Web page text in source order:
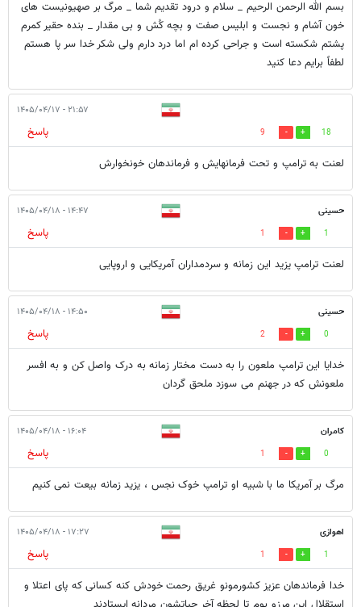
بسم الله الرحمن الرحیم _ سلام و درود تقدیم شما _ مرگ بر صهیونیست های
خون آشام و نجست و ابلیس صفت و بچه کُش و بی مقدار _ بنده حقیر کمرم
پشتم شکسته است و جراحی کرده ام اما درد دارم ولی شکر خدا سر پا هستم
لطفاً برایم دعا کنید
۲۱:۵۷ - ۱۴۰۵/۰۴/۱۷
18
9
پاسخ
لعنت به ترامپ و تحت فرمانهایش و فرماندهان خونخوارش
حسینی ۱۴:۴۷ - ۱۴۰۵/۰۴/۱۸
1
1
پاسخ
لعنت ترامپ یزید این زمانه و سردمداران آمریکایی و اروپایی
حسینی ۱۴:۵۰ - ۱۴۰۵/۰۴/۱۸
0
2
پاسخ
خدایا این ترامپ ملعون را به دست مختار زمانه به درک واصل کن و به افسر
ملعونش که در جهنم می سوزد ملحق گردان
کامران ۱۶:۰۴ - ۱۴۰۵/۰۴/۱۸
0
1
پاسخ
مرگ بر آمریکا ما با شبیه او ترامپ خوک نجس ، یزید زمانه بیعت نمی کنیم
اهوازی ۱۷:۲۷ - ۱۴۰۵/۰۴/۱۸
1
1
پاسخ
خدا فرماندهان عزیز کشورمونو غریق رحمت خودش کنه کسانی که پای اعتلا و